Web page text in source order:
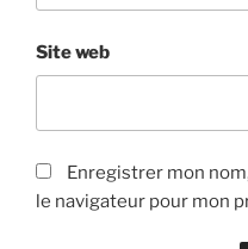
Site web
Enregistrer mon
le navigateur pour mon